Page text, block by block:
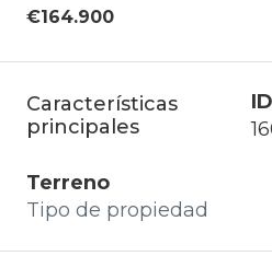
€164.900
Características
principales
Terreno
Tipo de propiedad